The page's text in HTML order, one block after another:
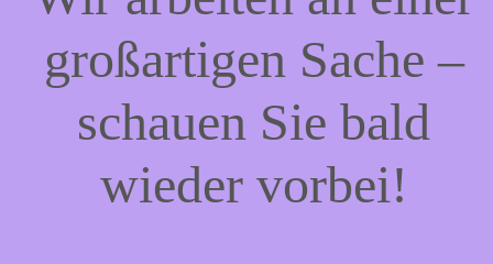
großartigen Sache –
schauen Sie bald
wieder vorbei!